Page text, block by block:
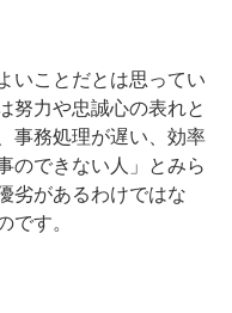
いことだとは思ってい
努力や忠誠心の表れと
事務処理が遅い、効率
のできない人」とみら
劣があるわけではな
です。